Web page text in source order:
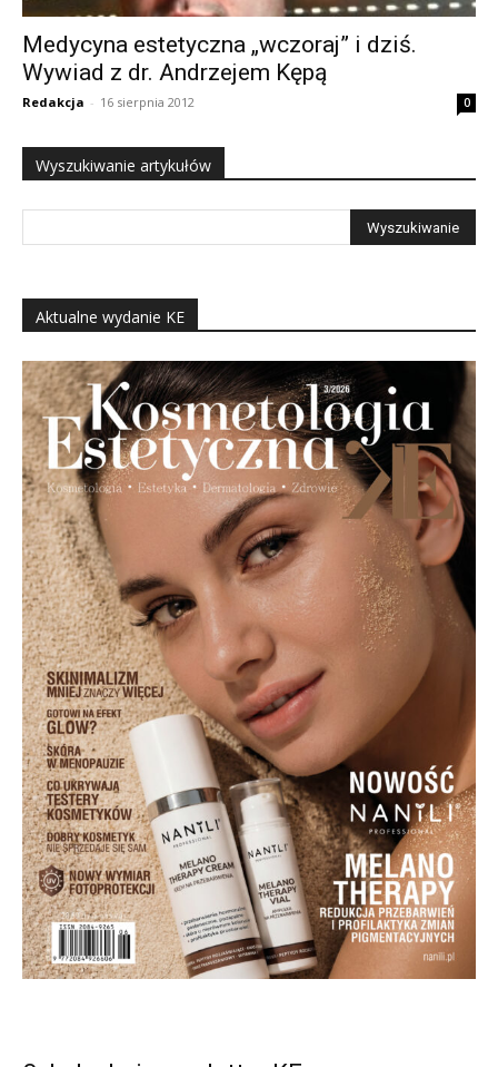
Medycyna estetyczna „wczoraj” i dziś.
Wywiad z dr. Andrzejem Kępą
Redakcja - 16 sierpnia 2012 0
Wyszukiwanie artykułów
Aktualne wydanie KE